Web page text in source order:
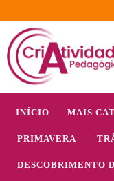
INÍCIO MAIS
PRIMAVERA
DESCOBRIMENTO